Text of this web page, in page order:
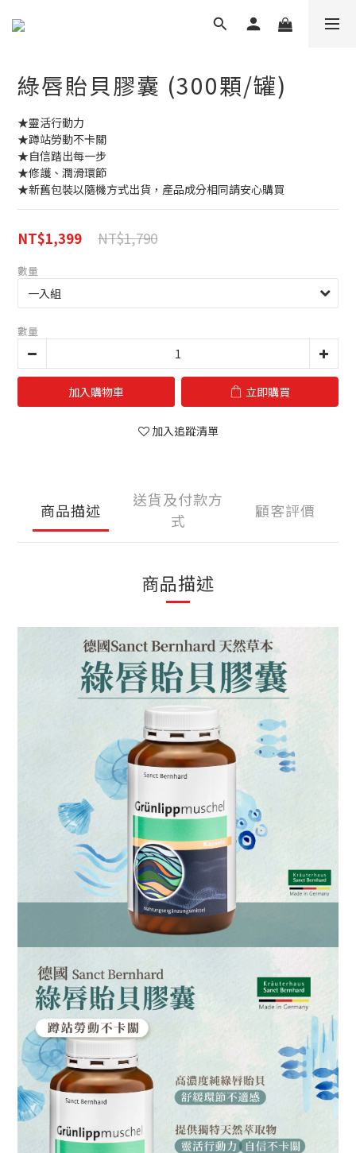
綠唇貽貝膠囊 (300顆/罐)
★靈活行動力
★蹲站勞動不卡關
★自信踏出每一步
★修護、潤滑環節
★新舊包裝以隨機方式出貨，產品成分相同請安心購買
NT$1,790
NT$1,399
數量
數量
加入購物車 立即購買
加入追蹤清單
商品描述
送貨及付款方
式
顧客評價
商品描述